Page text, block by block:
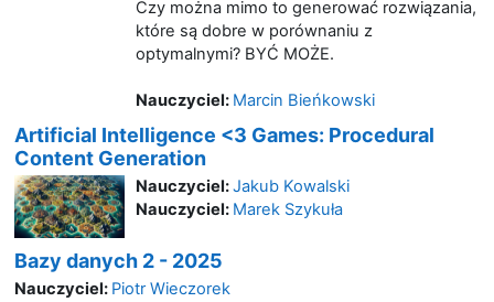
Czy można mimo to generować rozwiązania,
które są dobre w porównaniu z
optymalnymi? BYĆ MOŻE.
Nauczyciel: Marcin Bieńkowski
Artificial Intelligence <3 Games: Procedural
Content Generation
Nauczyciel:Jakub Kowalski
Nauczyciel: Marek Szykuła
Bazy danych 2 - 2025
Nauczyciel: Piotr Wieczorek